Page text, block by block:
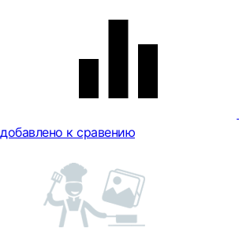
добавлено к сравению